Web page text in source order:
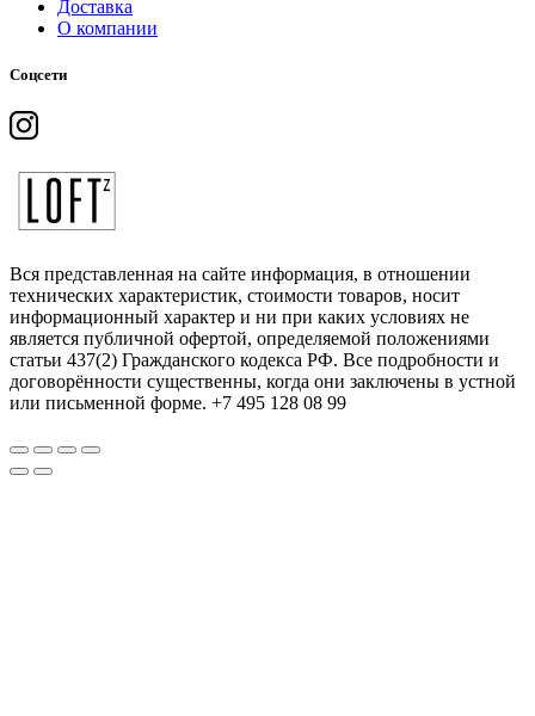
Доставка
О компании
Соцсети
Вся представленная на сайте информация, в отношении
технических характеристик, стоимости товаров, носит
информационный характер и ни при каких условиях не
является публичной офертой, определяемой положениями
статьи 437(2) Гражданского кодекса РФ. Все подробности и
договорённости существенны, когда они заключены в устной
или письменной форме. +7 495 128 08 99